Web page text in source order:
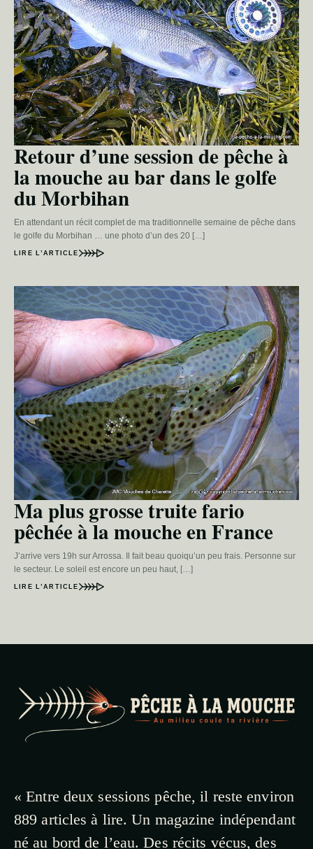
Retour d’une session de pêche à
la mouche au bar dans le golfe
du Morbihan
En attendant un récit complet de ma traditionnelle semaine de pêche dans
le golfe du Morbihan … une photo d’un des 20 […]
LIRE L’ARTICLE
Ma plus grosse truite fario
pêchée à la mouche en France
J’arrive vers 19h sur Arrossa. Il fait beau quoiqu’un peu frais. Personne sur
le secteur. Le soleil est encore un peu haut, […]
LIRE L’ARTICLE
« Entre deux sessions pêche, il reste environ
889 articles à lire. Un magazine indépendant
né au bord de l’eau. Des récits vécus, des